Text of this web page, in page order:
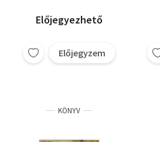
Előjegyezhető
Előjegyzem
KÖNYV